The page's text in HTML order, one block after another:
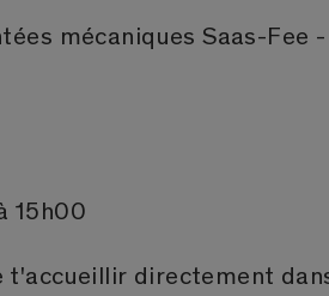
mécaniques Saas-Fee -
15h00
t'accueillir directement